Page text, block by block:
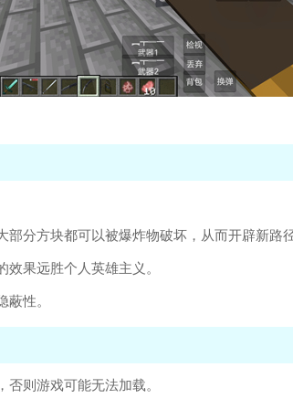
分方块都可以被爆炸物破坏，从而开辟新路
果远胜个人英雄主义。
性。
则游戏可能无法加载。